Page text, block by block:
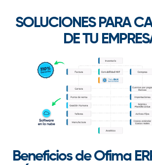
SOLUCIONES PARA
DE TU
Beneficios deOfima